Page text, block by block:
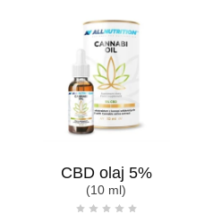
Az egészség megőrzésének egyszerű
módja a kenderolaj jótékony hatásainak
kihasználása, ami THC-mentesen hoz
megnyugvást és enyhülést.